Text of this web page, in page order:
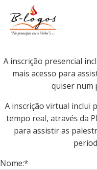
A inscrição presencial
mais acesso para
quiser num
A inscrição virtual inclui
tempo real, através da
para assistir as
Nome:*